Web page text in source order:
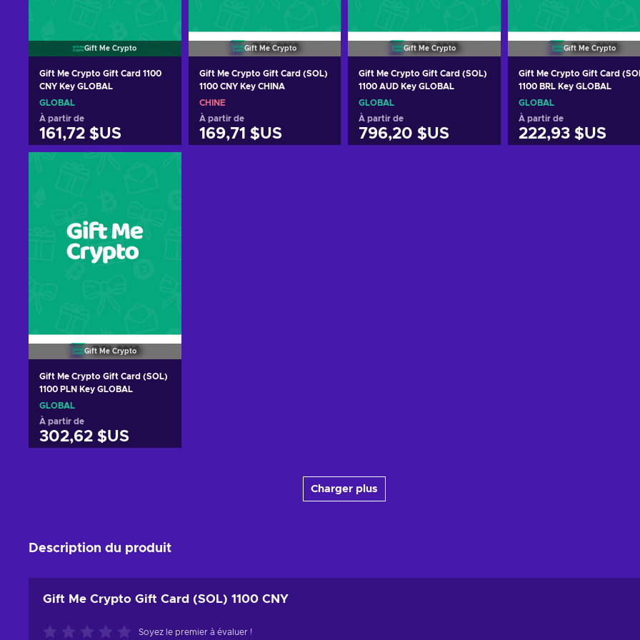
Gift Me Crypto
Gift Me Crypto Gift Card 1100
CNY Key GLOBAL
GLOBAL
À partir de
161,72 $US
Gift Me Crypto
Gift Me Crypto Gift Card (SOL)
1100 CNY Key CHINA
CHINE
À partir de
169,71 $US
Gift Me Crypto
Gift Me Crypto Gift Card (SOL)
1100 AUD Key GLOBAL
GLOBAL
À partir de
796,20 $US
Gift Me Crypto
Gift Me Crypto Gift Card
1100 BRL Key GLOBAL
GLOBAL
À partir de
222,93 $US
Gift Me Crypto
Gift Me Crypto Gift Card (SOL)
1100 PLN Key GLOBAL
GLOBAL
À partir de
302,62 $US
Charger plus
Description du produit
Gift Me Crypto Gift Card (SOL) 1100 CNY
Soyez le premier à évaluer !